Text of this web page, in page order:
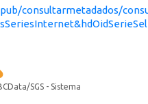
consultarmetadados/
SGS - Sistema